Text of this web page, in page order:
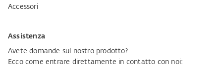
Accessori
Assistenza
Avete domande sul nostro prodotto?
Ecco come entrare direttamente in contatto con noi: